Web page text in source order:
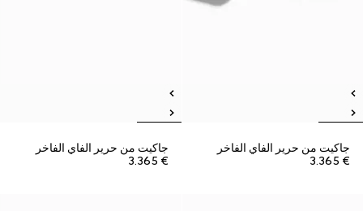
جاكيت من حرير الفاي الفاخر
€ 3.365
جاكيت من حرير الفاي الفاخر
€ 3.365